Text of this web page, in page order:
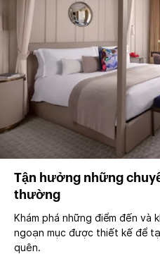
Tận hưởng những
thường
Khám phá những điểm đến và
ngoạn mục được thiết kế để
quên.